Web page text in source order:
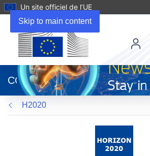
Skip to main content
Un site officiel de l’UE
dans
une
nouvelle
fenêtre)
CORDIS
H2020